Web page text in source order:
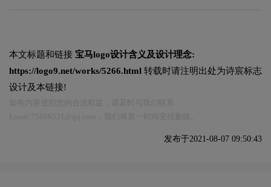
本文标题和链接 宝马logo设计含义及设计理念:
https://logo9.net/works/5266.html 转载时请注明出处为诗宸标志
设计及本链接!
发布于2021-08-07 09:50:43